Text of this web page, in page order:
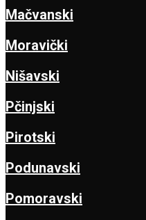
Mačvanski
Moravički
Nišavski
Pčinjski
Pirotski
Podunavski
Pomoravski